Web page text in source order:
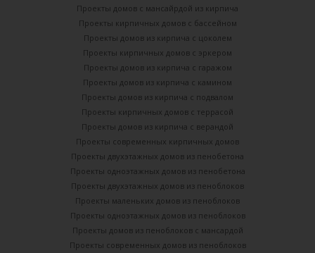
Проекты домов с мансайрдой из кирпича
Проекты кирпичных домов с бассейном
Проекты домов из кирпича с цоколем
Проекты кирпичных домов с эркером
Проекты домов из кирпича с гаражом
Проекты домов из кирпича с камином
Проекты домов из кирпича с подвалом
Проекты кирпичных домов с террасой
Проекты домов из кирпича с верандой
Проекты современных кирпичных домов
Проекты двухэтажных домов из пенобетона
Проекты одноэтажных домов из пенобетона
Проекты двухэтажных домов из пеноблоков
Проекты маленьких домов из пеноблоков
Проекты одноэтажных домов из пеноблоков
Проекты домов из пеноблоков с мансардой
Проекты современных домов из пеноблоков